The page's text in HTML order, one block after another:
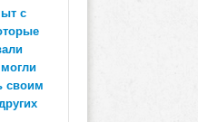
с
могли
своим